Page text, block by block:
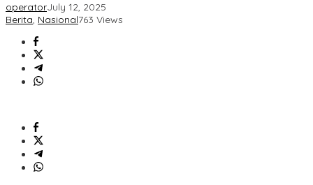
operatorJuly 12, 2025
Berita, Nasional763 Views